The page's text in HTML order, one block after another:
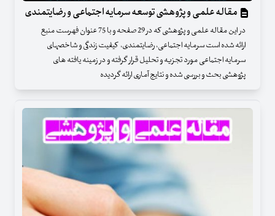
مقاله علمی و پژوهشی توسعه سرمایه اجتماعی و رضایتمندی
در این مقاله علمی و پژوهشی که در 29 صفحه و با 75 عنوان فهرست منبع
ارائه شده است سرمایه اجتماعی، رضایتمندی، کیفیت زندگی و شاخصهای
سرمایه اجتماعی مورد تجزیه و تحلیل قرار گرفته و در زمینه یافته های
پژوهشی بحث و بررسی شده و نتایج آماری ارائه گردیده